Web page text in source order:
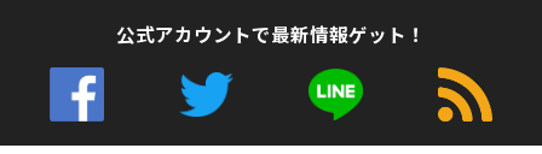
公式アカウントで最新情報ゲット！